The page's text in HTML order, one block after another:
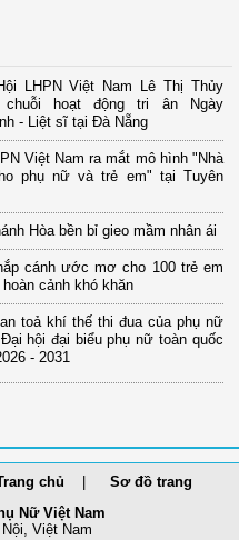
LHPN Việt Nam Lê Thị Thủy
chuỗi hoạt động tri ân Ngày
- Liệt sĩ tại Đà Nẵng
Việt Nam ra mắt mô hình "Nhà
phụ nữ và trẻ em" tại Tuyên
Hòa bền bỉ gieo mầm nhân ái
cánh ước mơ cho 100 trẻ em
cảnh khó khăn
toả khí thế thi đua của phụ nữ
hội đại biểu phụ nữ toàn quốc
- 2031
chủ
Sơ đồ trang
Nữ Việt Nam
Việt Nam